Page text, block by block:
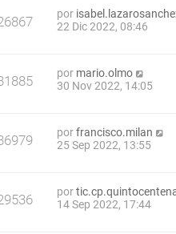
por
22 Dic 2022, 08:46
por mario.olmo
30 Nov 2022, 14:05
porfrancisco.milan
25 Sep 2022, 13:55
por
14 Sep 2022, 17:44